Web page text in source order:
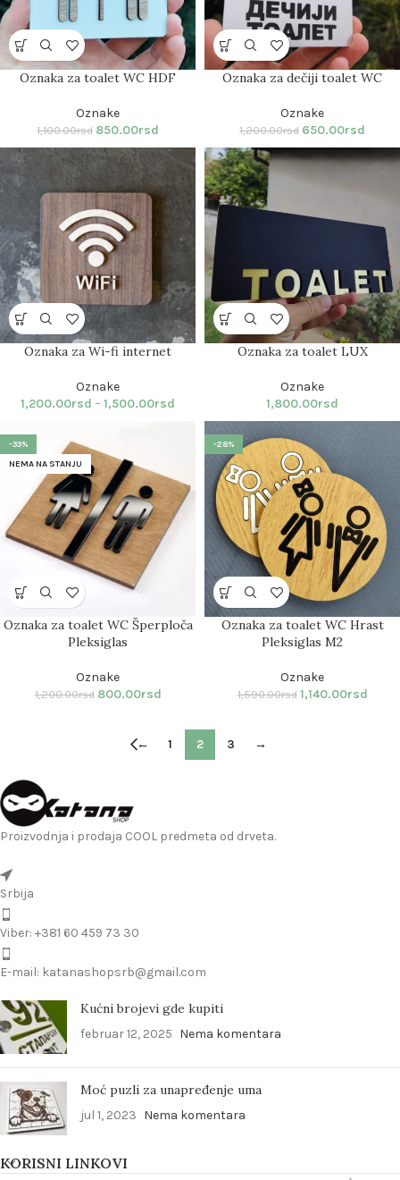
Oznaka za toalet WC HDF
Oznake
1,100.00rsd 850.00rsd
Oznaka za dečiji toalet WC
Oznake
1,200.00rsd 650.00rsd
Oznaka za Wi-fi internet
Oznake
1,200.00rsd – 1,500.00rsd
Oznaka za toalet LUX
Oznake
1,800.00rsd
-33%
NEMA NA STANJU
Oznaka za toalet WC Šperploča
Pleksiglas
Oznake
1,200.00rsd 800.00rsd
-28%
Oznaka za toalet WC Hrast
Pleksiglas M2
Oznake
1,590.00rsd 1,140.00rsd
← 1 2 3 →
Proizvodnja i prodaja COOL predmeta od drveta.
Srbija
Viber: +381 60 459 73 30
E-mail: katanashopsrb@gmail.com
Kućni brojevi gde kupiti
februar 12, 2025 Nema komentara
Moć puzli za unapređenje uma
jul 1, 2023 Nema komentara
KORISNI LINKOVI